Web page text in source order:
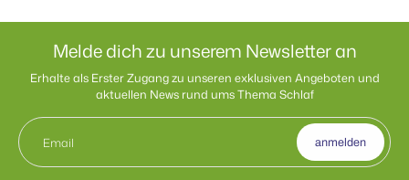
Melde dich zu unserem Newsletter an
Erhalte als Erster Zugang zu unseren exklusiven Angeboten und
aktuellen News rund ums Thema Schlaf
Email anmelden